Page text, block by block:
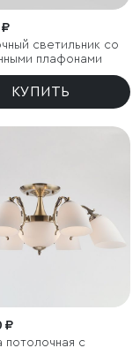
₽
светильник со
плафонами
КУПИТЬ
₽
потолочная с